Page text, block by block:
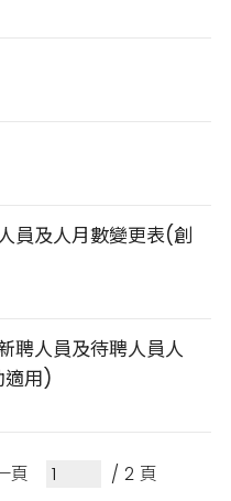
員及人月數變更表(創
聘人員及待聘人員人
適用)
頁 / 2 頁